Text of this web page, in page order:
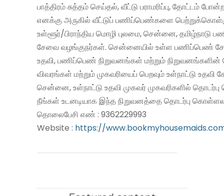
பாத்திரம் சுத்தம் செய்தல், வீட்டு பராமரிப்பு, தோட்டம்
எனக்கு அருகில் வீட்டுப் பணிப்பெண்களை
உள்ளூர்/பிராந்திய மொழி புலமை, சென்னை, தமிழ்நாடு
சேவை வழங்குநர்கள். சென்னையில் உள்ள பணிப்பெண்
உதவி, பணிப்பெண் நிறுவனங்கள் மற்றும் நிறுவனங்களின்
விவரங்கள் மற்றும் முகவரியைப் பெறவும் உள்நாட்டு உதவி
சென்னை, உள்நாட்டு உதவி முகவர் முகவரிகளில்
நீங்கள் உடனடியாக இந்த நிறுவனத்தை தொடர்பு
தொலைபேசி எண் : 9362229993
Website : https://